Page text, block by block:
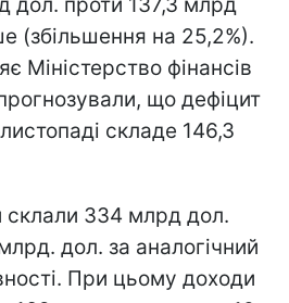
(збільшення на 25,2%).
Міністерство фінансів
що дефіцит
складе 146,3
склали 334 млрд дол.
дол. за аналогічний
При цьому доходи